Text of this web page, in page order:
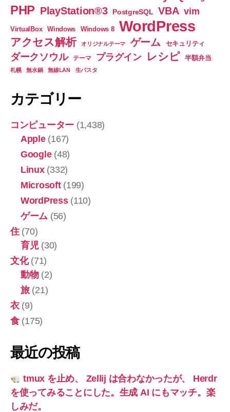
得
る
方
法”
PHP PlayStation®3 PostgreSQL VBA vim
VirtualBox Windows Windows 8 WordPress
アクセス解析 オリジナルテーマ ゲーム セキュリティ
ダークソウル テーマ プラグイン レシピ 半額弁当
札幌 無水鍋 無線LAN 生パスタ
カテゴリー
コンピューター (1,438)
Apple(167)
Google(48)
Linux(332)
Microsoft(199)
WordPress(110)
ゲーム (56)
住(70)
育児(30)
文化(71)
動物(2)
旅(21)
衣(9)
食(175)
最近の投稿
tmux を止め、 Zellij は合わなかったが、 Herdr
を使ってみることにした。生成 AI にもマッチ。楽
しみだ。